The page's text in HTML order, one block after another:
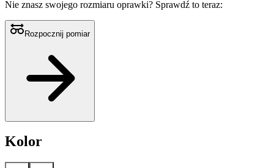
Nie znasz swojego rozmiaru oprawki? Sprawdź to teraz:
Rozpocznij pomiar
Kolor